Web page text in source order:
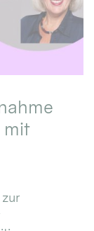
mit